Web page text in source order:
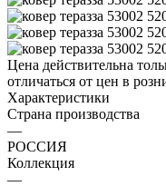
Цена действительна
отличаться от цен в
Характеристики
Страна производства
—
РОССИЯ
Коллекция
—